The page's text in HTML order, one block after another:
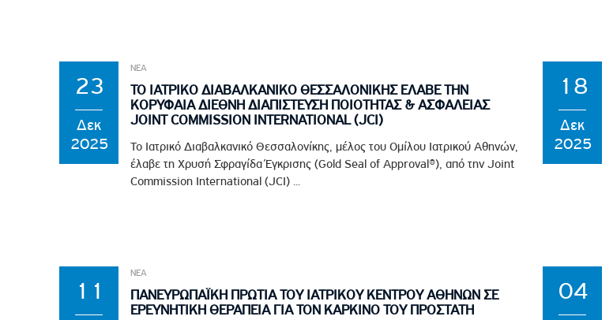
23
Δεκ
2025
ΝΕΑ
ΤΟ ΙΑΤΡΙΚΟ ΔΙΑΒΑΛΚΑΝΙΚΟ ΘΕΣΣΑΛΟΝΙΚΗΣ ΕΛΑΒΕ ΤΗΝ
ΚΟΡΥΦΑΙΑ ΔΙΕΘΝΗ ΔΙΑΠΙΣΤΕΥΣΗ ΠΟΙΟΤΗΤΑΣ & ΑΣΦΑΛΕΙΑΣ
JOINT COMMISSION INTERNATIONAL (JCI)
Το Ιατρικό Διαβαλκανικό Θεσσαλονίκης, μέλος του Ομίλου Ιατρικού Αθηνών,
έλαβε τη Χρυσή Σφραγίδα Έγκρισης (Gold Seal of Approval®), από την Joint
Commission International (JCI) ...
18
Δεκ
2025
11
ΝΕΑ
ΠΑΝΕΥΡΩΠΑΪΚΗ ΠΡΩΤΙΑ ΤΟΥ ΙΑΤΡΙΚΟΥ ΚΕΝΤΡΟΥ ΑΘΗΝΩΝ ΣΕ
ΕΡΕΥΝΗΤΙΚΗ ΘΕΡΑΠΕΙΑ ΓΙΑ ΤΟΝ ΚΑΡΚΙΝΟ ΤΟΥ ΠΡΟΣΤΑΤΗ
04